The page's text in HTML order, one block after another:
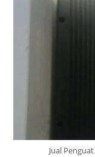
Jual